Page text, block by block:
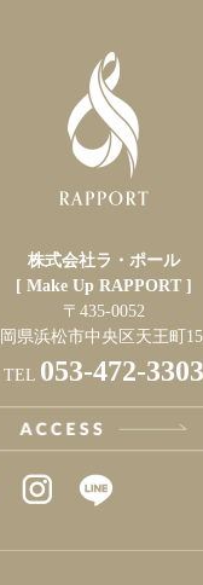
株式会社ラ・ポール
[ Make Up RAPPORT ]
〒435-0052
県浜松市中央区天王町
TEL 053-472-3303